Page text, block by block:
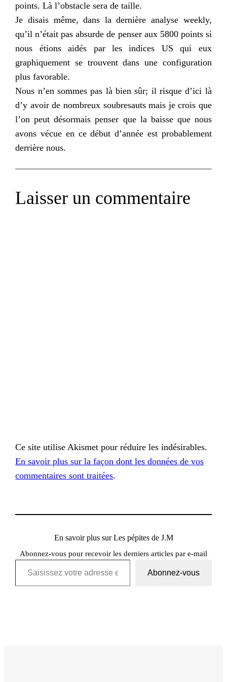
points. Là l’obstacle sera de taille.
Je disais même, dans la dernière analyse weekly,
qu’il n’était pas absurde de penser aux 5800 points si
nous étions aidés par les indices US qui eux
graphiquement se trouvent dans une configuration
plus favorable.
Nous n’en sommes pas là bien sûr; il risque d’ici là
d’y avoir de nombreux soubresauts mais je crois que
l’on peut désormais penser que la baisse que nous
avons vécue en ce début d’année est probablement
derrière nous.
Laisser un commentaire
Ce site utilise Akismet pour réduire les indésirables.
En savoir plus sur la façon dont les données de vos
commentaires sont traitées.
En savoir plus sur Les pépites de J.M
Abonnez-vous pour recevoir les derniers articles par e-mail
Saisissez votre adresse e-mail…
Abonnez-vous